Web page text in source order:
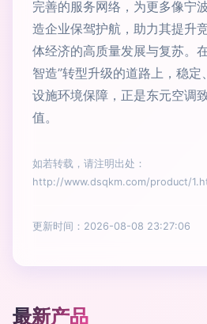
完善的服务网络，为更多像宁
造企业保驾护航，助力其提升
体经济的高质量发展与复苏。
智造”转型升级的道路上，稳
设施环境保障，正是东元空调
值。
如若转载，请注明出处：
http://www.dsqkm.com/product/
更新时间：2026-08-08 23:27:06
最新产品